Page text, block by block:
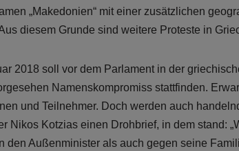
„Makedonien“ mit einer zusätzlichen
diesem Grunde sind weitere Proteste in
2018 soll vor dem Parlament in der
Namenskompromiss stattfinden.
und Teilnehmer. Doch werden auch
Nikos Kotzias einen Drohbrief, in dem stand:
den Außenminister als auch gegen seine